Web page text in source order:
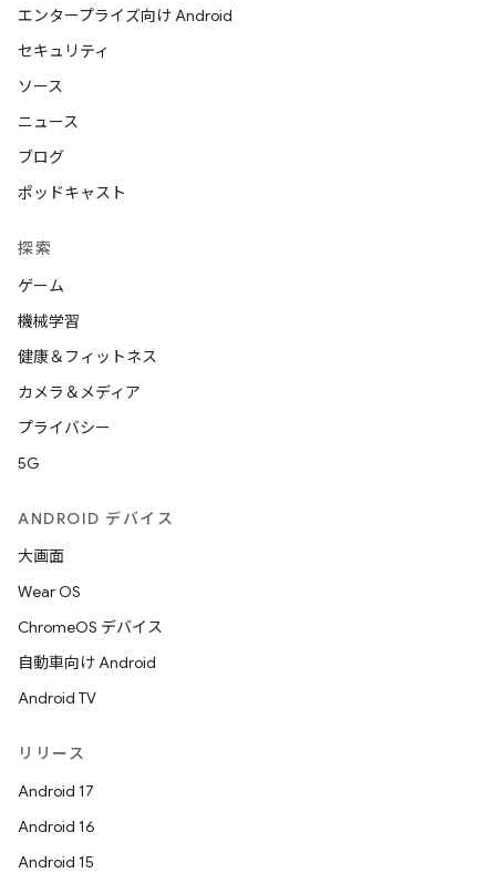
エンタープライズ向け Android
セキュリティ
ソース
ニュース
ブログ
ポッドキャスト
探索
ゲーム
機械学習
健康＆フィットネス
カメラ＆メディア
プライバシー
5G
ANDROID デバイス
大画面
Wear OS
ChromeOS デバイス
自動車向け Android
Android TV
リリース
Android 17
Android 16
Android 15